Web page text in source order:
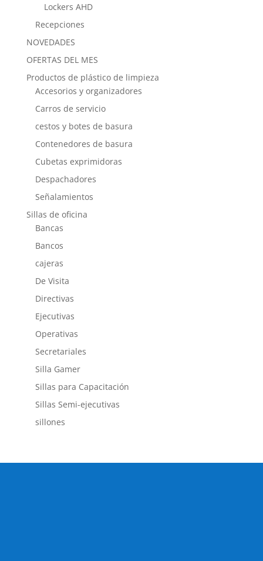
Lockers AHD
Recepciones
NOVEDADES
OFERTAS DEL MES
Productos de plástico de limpieza
Accesorios y organizadores
Carros de servicio
cestos y botes de basura
Contenedores de basura
Cubetas exprimidoras
Despachadores
Señalamientos
Sillas de oficina
Bancas
Bancos
cajeras
De Visita
Directivas
Ejecutivas
Operativas
Secretariales
Silla Gamer
Sillas para Capacitación
Sillas Semi-ejecutivas
sillones